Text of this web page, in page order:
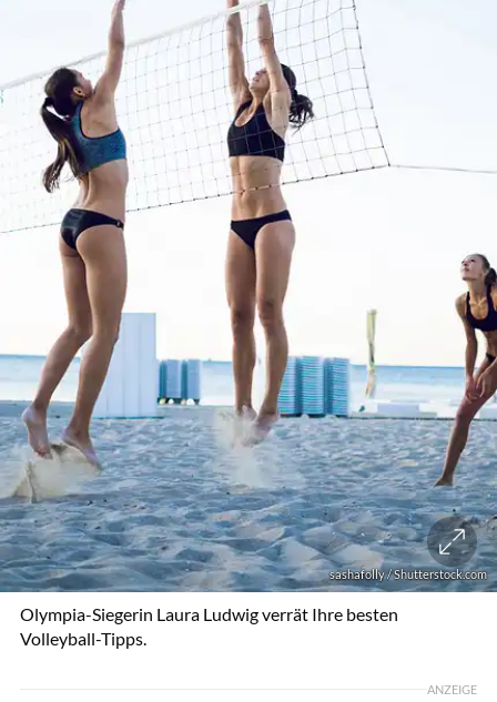
sashafolly / Shutterstock.com
Olympia-Siegerin Laura Ludwig verrät Ihre besten
Volleyball-Tipps.
ANZEIGE